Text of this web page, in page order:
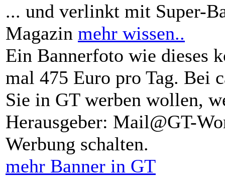
... und verlinkt mit Super-
Magazin mehr wissen..
Ein Bannerfoto wie dieses
mal 475 Euro pro Tag. Bei
Sie in GT werben wollen,
Herausgeber: Mail@GT-
Werbung schalten.
mehr Banner in GT